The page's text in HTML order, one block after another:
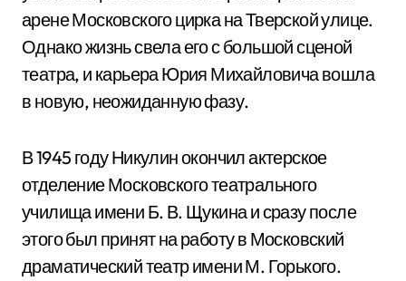
арене Московского цирка на Тверской улице.
Однако жизнь свела его с большой сценой
театра, и карьера Юрия Михайловича вошла
в новую, неожиданную фазу.
В 1945 году Никулин окончил актерское
отделение Московского театрального
училища имени Б. В. Щукина и сразу после
этого был принят на работу в Московский
драматический театр имени М. Горького.